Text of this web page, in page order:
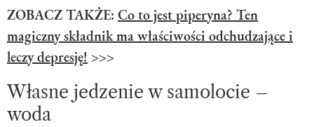
ZOBACZ TAKŻE: Co to jest piperyna? Ten
magiczny składnik ma właściwości odchudzające i
leczy depresję! >>>
Własne jedzenie w samolocie –
woda